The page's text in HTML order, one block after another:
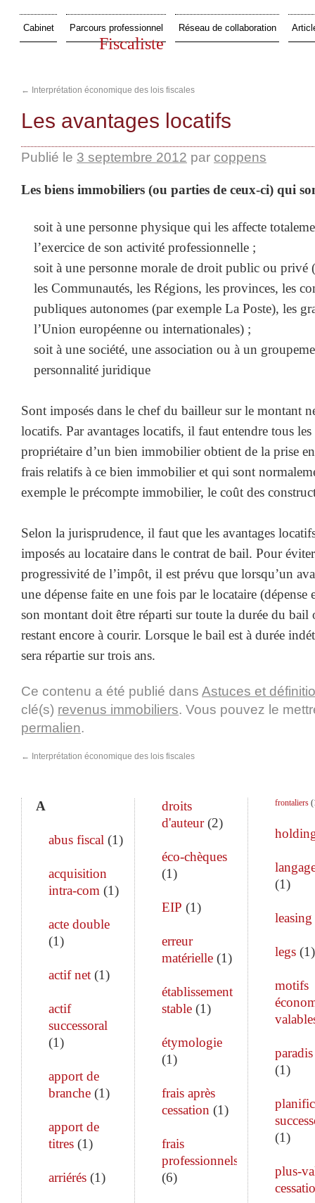
Fiscaliste
Cabinet Parcours professionnel Réseau de collaboration
← Interprétation économique des lois fiscales
Les avantages locatifs
Publié le 3 septembre 2012 par coppens
Les biens immobiliers (ou parties de ceux-ci) qui
soit à une personne physique qui les affecte
l’exercice de son activité professionnelle ;
soit à une personne morale de droit public ou privé
les Communautés, les Régions, les provinces, les
publiques autonomes (par exemple La Poste), les
l’Union européenne ou internationales) ;
soit à une société, une association ou à un
personnalité juridique
Sont imposés dans le chef du bailleur sur le montant
locatifs. Par avantages locatifs, il faut entendre tous les
propriétaire d’un bien immobilier obtient de la prise
frais relatifs à ce bien immobilier et qui sont
exemple le précompte immobilier, le coût des
Selon la jurisprudence, il faut que les avantages
imposés au locataire dans le contrat de bail. Pour
progressivité de l’impôt, il est prévu que lorsqu’un
une dépense faite en une fois par le locataire
son montant doit être réparti sur toute la durée du bail
restant encore à courir. Lorsque le bail est à durée
sera répartie sur trois ans.
Ce contenu a été publié dans Astuces et
clé(s) revenus immobiliers. Vous pouvez le
permalien.
← Interprétation économique des lois fiscales
A
abus fiscal (1)
acquisition
intra-com (1)
acte double
(1)
actif net (1)
actif
successoral
(1)
apport de
branche (1)
apport de
titres (1)
arriérés (1)
droits
d'auteur(2)
éco-chèques
(1)
EIP (1)
erreur
matérielle(1)
établissement
stable(1)
étymologie
(1)
frais après
cessation (1)
frais
professionnels
(6)
frontaliers(
(1)
leasing
legs(1)
motifs
(1)
(1)
plus-